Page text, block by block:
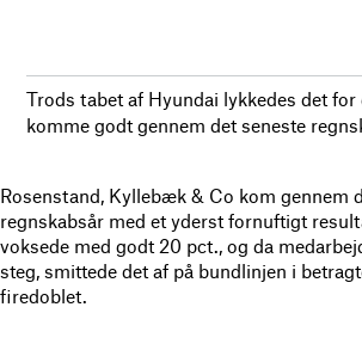
Trods tabet af Hyundai lykkedes det
komme godt gennem det seneste
Rosenstand, Kyllebæk & Co kom gennem
regnskabsår med et yderst fornuftigt
voksede med godt 20 pct., og da
steg, smittede det af på bundlinjen i
firedoblet.